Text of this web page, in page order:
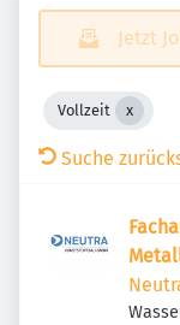
Jetzt
Vollzeit
Suche